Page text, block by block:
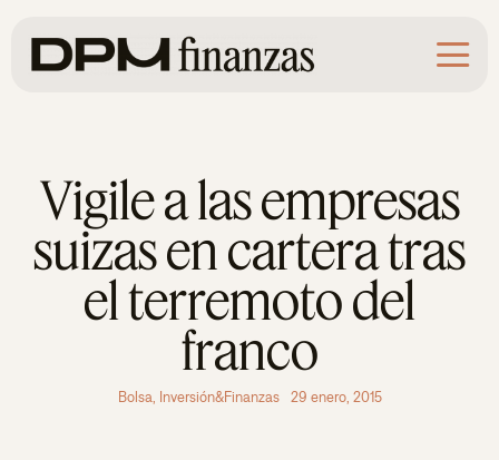
contenido
Vigile a las empresas
suizas en cartera tras
el terremoto del
franco
Bolsa Inversión&Finanzas 29 enero, 2015